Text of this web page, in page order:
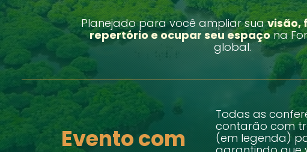
Planejado para você ampliar suavisão,
repertório e ocupar seu espaçona
global.
Evento com
Todas as
contarão com
(em legenda)